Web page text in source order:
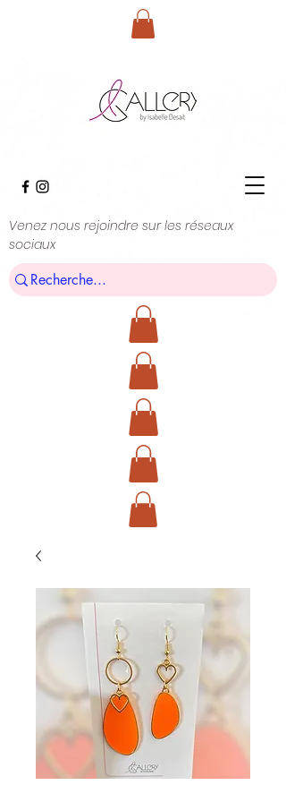
Venez nous rejoindre sur les réseaux
sociaux